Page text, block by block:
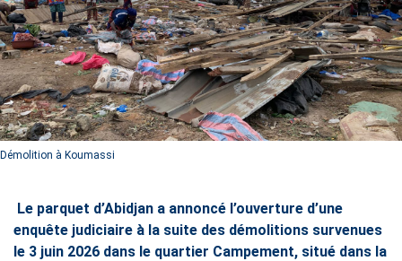
Démolition à Koumassi
Le parquet d’Abidjan a annoncé l’ouverture d’une
enquête judiciaire à la suite des démolitions survenues
le 3 juin 2026 dans le quartier Campement, situé dans la